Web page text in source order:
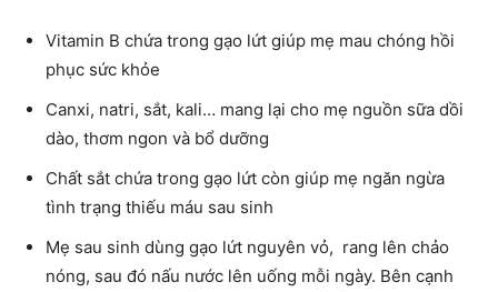
Vitamin B chứa trong gạo lứt giúp mẹ mau chóng hồi
phục sức khỏe
Canxi, natri, sắt, kali… mang lại cho mẹ nguồn sữa dồi
dào, thơm ngon và bổ dưỡng
Chất sắt chứa trong gạo lứt còn giúp mẹ ngăn ngừa
tình trạng thiếu máu sau sinh
Mẹ sau sinh dùng gạo lứt nguyên vỏ, rang lên chảo
nóng, sau đó nấu nước lên uống mỗi ngày. Bên cạnh